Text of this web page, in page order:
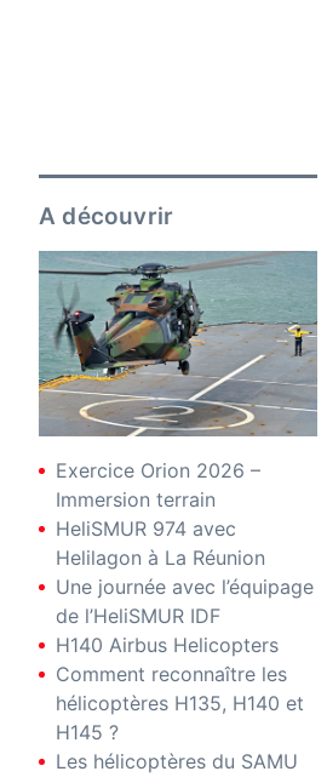
A découvrir
Exercice Orion 2026 –
Immersion terrain
HeliSMUR 974 avec
Helilagon à La Réunion
Une journée avec l’équipage
de l’HeliSMUR IDF
H140 Airbus Helicopters
Comment reconnaître les
hélicoptères H135, H140 et
H145 ?
Les hélicoptères du SAMU